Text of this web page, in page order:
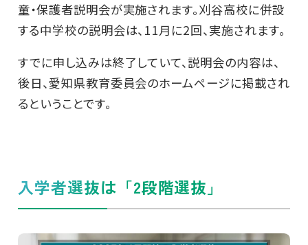
童・保護者説明会が実施されます。刈谷高校に併設
する中学校の説明会は、11月に2回、実施されます。
すでに申し込みは終了していて、説明会の内容は、
後日、愛知県教育委員会のホームページに掲載され
るということです。
入学者選抜は「2段階選抜」